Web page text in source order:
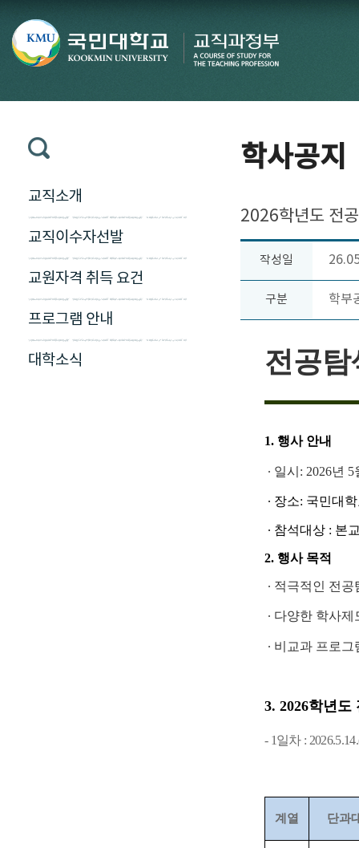
교직소개
교직이수자선발
교원자격 취득 요건
프로그램 안내
대학소식
학사공지
2026학년도 전
작성일
구분 학부
전공
1. 행사 안내
∙ 일시: 2026년
∙ 장소: 국민대
∙ 참석대상 : 본
2. 행사 목적
∙ 적극적인 전공
∙ 다양한 학사
∙ 비교과 프로
3. 2026학년
- 1일차 :
계열 단과